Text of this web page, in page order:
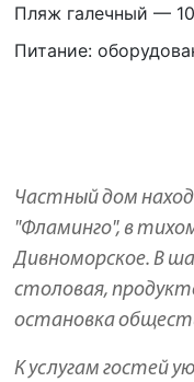
Пляж галечный —
Питание:
Частный дом
"Фламинго", в
Дивноморское. В
столовая,
остановка
К услугам гостей